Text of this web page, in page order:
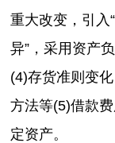
重大改变，引入
异”，采用资产
(4)存货准则变
方法等(5)借款
定资产。